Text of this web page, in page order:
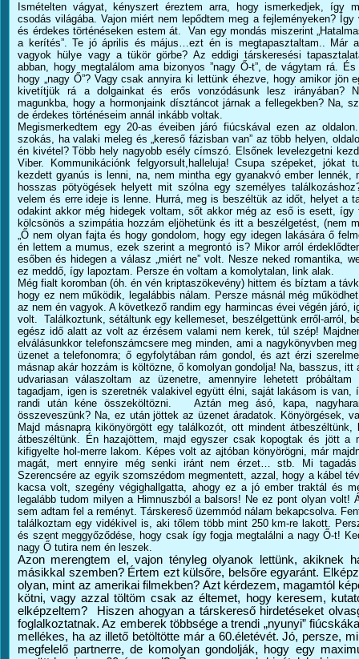
Ismételten vágyat, kényszert éreztem arra, hogy ismerkedjek, így
csodás világába. Vajon miért nem lepődtem meg a fejleményeken?
és érdekes történéseken estem át. Van egy mondás miszerint
a kerítés”. Te jó április és május…ezt én is megtapasztaltam.. Már
vagyok hülye vagy a tükör görbe? Az eddigi társkeresési
abban, hogy megtalálom ama bizonyos ”nagy Ő-t”, de vágytam rá.
hogy „nagy Ő”? Vagy csak annyira ki lettünk éhezve, hogy amikor jön
kivetítjük rá a dolgainkat és erős vonzódásunk lesz irányában?
magunkba, hogy a hormonjaink dísztáncot járnak a fellegekben? Na,
de érdekes történéseim annál inkább voltak.
Megismerkedtem egy 20-as éveiben járó fiúcskával ezen az
szokás, ha valaki meleg és „kereső fázisban van” az több helyen,
én kivétel? Több hely nagyobb esély címszó. Elsőnek levelezgetni
Viber. Kommunikációnk felgyorsult,halleluja! Csupa szépeket,
kezdett gyanús is lenni, na, nem mintha egy gyanakvó ember
hosszas pötyögések helyett mit szólna egy személyes
velem és erre ideje is lenne. Hurrá, meg is beszéltük az időt, helyet a
odakint akkor még hidegek voltam, sőt akkor még az eső is esett, így
kölcsönös a szimpátia hozzám eljöhetünk és itt a beszélgetést, (nem
„Ő nem olyan fajta és hogy gondolom, hogy egy idegen lakására ő
én lettem a mumus, ezek szerint a megrontó is? Mikor arról
esőben és hidegen a válasz „miért ne” volt. Nesze neked romantika,
ez meddő, így lapoztam. Persze én voltam a komolytalan, link alak.
Még fialt koromban (óh. én vén kriptaszökevény) hittem és bíztam a
hogy ez nem működik, legalábbis nálam. Persze másnál még
az nem én vagyok. A következő randim egy harmincas évei végén járó,
volt. Találkoztunk, sétáltunk egy kellemeset, beszélgettünk erről-arról,
egész idő alatt az volt az érzésem valami nem kerek, túl szép!
elválásunkkor telefonszámcsere meg minden, ami a nagykönyvben
üzenet a telefonomra; ő egyfolytában rám gondol, és azt érzi
másnap akár hozzám is költözne, ő komolyan gondolja! Na, basszus, itt
udvariasan válaszoltam az üzenetre, amennyire lehetett
tagadjam, igen is szeretnék valakivel együtt élni, saját lakásom is van,
randi után kéne összeköltözni. Aztán meg ásó, kapa,
összeveszünk? Na, ez után jöttek az üzenet áradatok. Könyörgések,
Majd másnapra kikönyörgött egy találkozót, ott mindent
átbeszéltünk. Én hazajöttem, majd egyszer csak kopogtak és jött a
kifigyelte hol-merre lakom. Képes volt az ajtóban könyörögni, már
magát, mert ennyire még senki iránt nem érzet… stb. Mi
Szerencsére az egyik szomszédom megmentett, azzal, hogy a kábel
kacsa volt, szegény végighallgatta, ahogy ez a jó ember traktál és
legalább tudom milyen a Himnuszból a balsors! Ne ez pont olyan volt!
sem adtam fel a reményt. Társkereső üzemmód nálam bekapcsolva.
találkoztam egy vidékivel is, aki tőlem több mint 250 km-re lakott.
és szent meggyőződése, hogy csak így fogja megtalálni a nagy Ő-t!
nagy Ő tutira nem én leszek.
Azon merengtem el, vajon tényleg olyanok lettünk, akiknek
másikkal szemben? Értem ezt külsőre, belsőre egyaránt.
olyan, mint az amerikai filmekben? Azt kérdezem, magamtól
kötni, vagy azzal töltöm csak az éltemet, hogy keresem,
elképzeltem? Hiszen ahogyan a társkereső hirdetéseket
foglalkoztatnak. Az emberek többsége a trendi „nyunyi”
mellékes, ha az illető betöltötte már a 60.életévét. Jó, persze,
megfelelő partnerre, de komolyan gondolják, hogy egy